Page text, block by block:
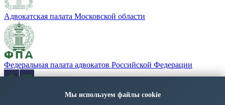
Адвокатская палата Московской области
Федеральная палата адвокатов Российской Федерации
«Адвокатская газета» - орган Федеральной палаты адвокатов
Мы используем файлы cookie